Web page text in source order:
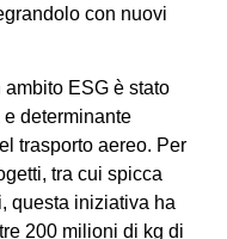
con nuovi
ESG è stato
e determinante
trasporto aereo. Per
tra cui spicca
questa iniziativa ha
200 milioni di kg di